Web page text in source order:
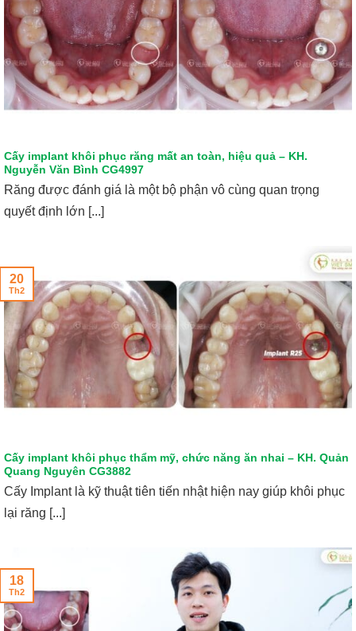
Cấy implant khôi phục răng mất an toàn, hiệu quả – KH.
Nguyễn Văn Bình CG4997
Răng được đánh giá là một bộ phận vô cùng quan trọng
quyết định lớn [...]
Cấy implant khôi phục thẩm mỹ, chức năng ăn nhai – KH. Quản
Quang Nguyên CG3882
Cấy Implant là kỹ thuật tiên tiến nhật hiện nay giúp khôi phục
lại răng [...]
20
Th2
18
Th2